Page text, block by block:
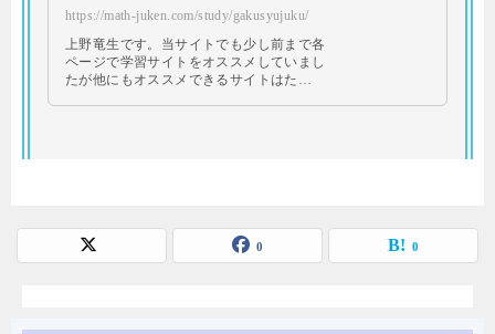
https://math-juken.com/study/gakusyujuku/
上野竜生です。当サイトでも少し前まで各
ページで学習サイトをオススメしていまし
たが他にもオススメできるサイトはた…
0 0